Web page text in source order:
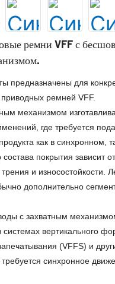
ремни VFF с
предназначены для
ремней VFF.
механизмом
где требуется
как в синхронном,
покрытия зависит
и износостойкости.
дополнительно
с захватным
системах вертикального
(VFFS) и
синхронное